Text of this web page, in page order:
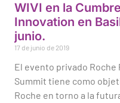
WIVI en la
Innovation en
junio.
17 de junio de 2019
El evento privado
Summit tiene como
Roche en torno a la